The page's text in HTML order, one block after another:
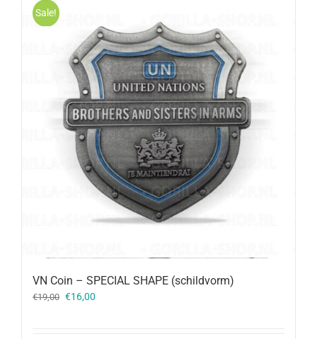
Sale!
VN Coin – SPECIAL SHAPE (schildvorm)
€19,00 Oorspronkelijke
€16,00